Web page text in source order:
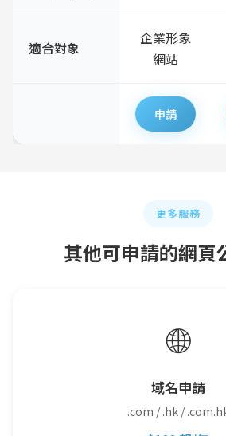
適合對象
企業形象
網站
申請
更多服務
其他可申請的網頁
🌐
域名申請
.com / .hk /